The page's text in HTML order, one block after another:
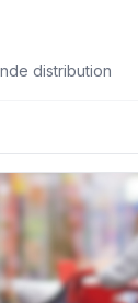
distribution